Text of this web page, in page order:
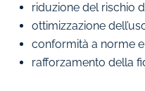
riduzione del rischio
ottimizzazione
conformità a norme
rafforzamento della